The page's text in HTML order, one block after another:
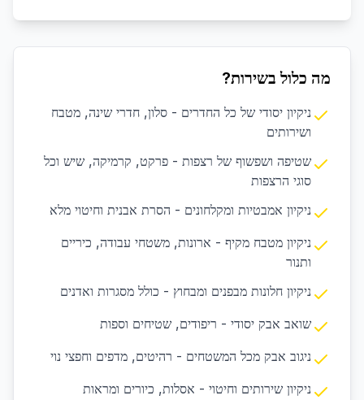
מה כלול בשירות?
ניקיון יסודי של כל החדרים - סלון, חדרי שינה, מטבח
ושירותים
שטיפה ושפשוף של רצפות - פרקט, קרמיקה, שיש וכל
סוגי הרצפות
ניקיון אמבטיות ומקלחונים - הסרת אבנית וחיטוי מלא
ניקיון מטבח מקיף - ארונות, משטחי עבודה, כיריים
ותנור
ניקיון חלונות מבפנים ומבחוץ - כולל מסגרות ואדנים
שואב אבק יסודי - ריפודים, שטיחים וספות
ניגוב אבק מכל המשטחים - רהיטים, מדפים וחפצי נוי
ניקיון שירותים וחיטוי - אסלות, כיורים ומראות